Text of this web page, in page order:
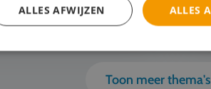
Toon meer thema's
ALLES
ALLES AFWIJZEN